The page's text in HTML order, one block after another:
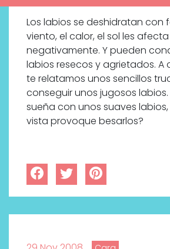
Los labios se deshidratan con
viento, el calor, el sol les afecta
negativamente. Y pueden
labios resecos y agrietados. A
te relatamos unos sencillos
conseguir unos jugosos labios.
sueña con unos suaves
vista provoque besarlos?